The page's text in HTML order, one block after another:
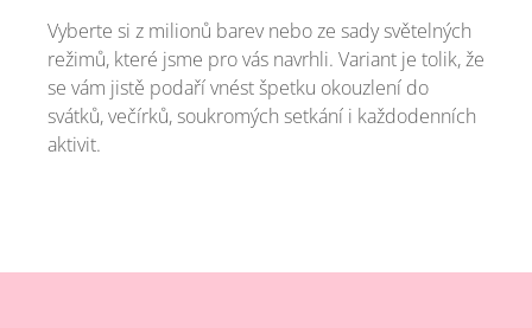
Vyberte si z milionů barev nebo ze sady světelných
režimů, které jsme pro vás navrhli. Variant je tolik, že
se vám jistě podaří vnést špetku okouzlení do
svátků, večírků, soukromých setkání i každodenních
aktivit.